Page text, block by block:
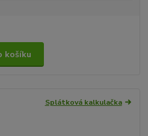
košíku
Splátková kalkulačka